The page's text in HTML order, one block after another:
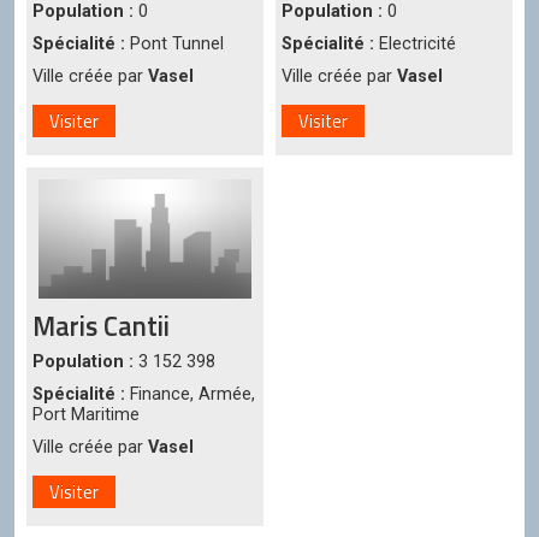
Population : 0
Spécialité : Pont Tunnel
Ville créée par Vasel
Visiter
Population : 0
Spécialité : Electricité
Ville créée par Vasel
Visiter
Maris Cantii
Population : 3 152 398
Spécialité : Finance, Armée,
Port Maritime
Ville créée par Vasel
Visiter